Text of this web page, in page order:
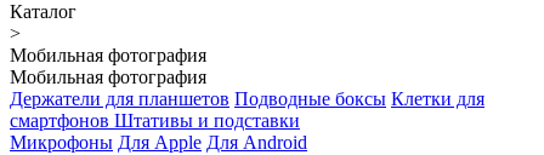
Каталог
>
Мобильная фотография
Мобильная фотография
Держатели для планшетов Подводные боксы Клетки для
смартфонов Штативы и подставки
Микрофоны Для Apple Для Android